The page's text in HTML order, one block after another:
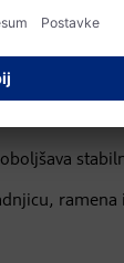
i ramena,
i ruke.
stiska i
ramena